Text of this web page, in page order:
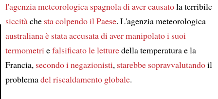
Article
l'agenzia meteorologica spagnoladi aver causatola terribile
siccitàche sta colpendoil Paese. L'agenzia meteorologica
australianaè stata accusatadi aver manipolatoi suoi
termometriefalsificatole letturedella temperatura e la
Francia, secondoi negazionisti, starebbe sopravvalutandoil
problemadel riscaldamento globale.